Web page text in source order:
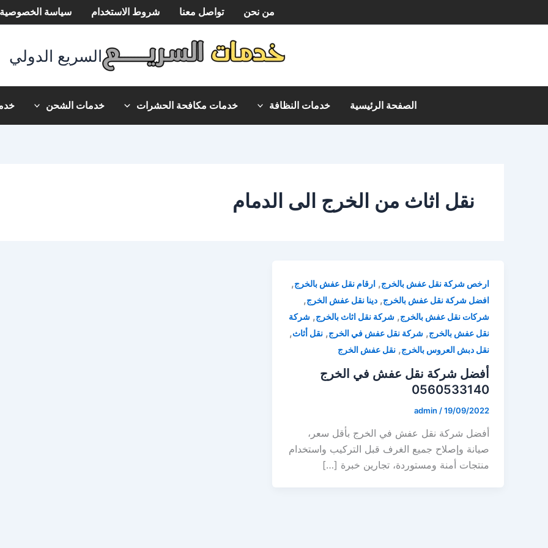
إلى
من نحن تواصل معنا شروط الاستخدام سياسة الخصوصية
السريع الدولي
الصفحة الرئيسية خدمات النظافة خدمات مكافحة الحشرات خدمات الشحن
نقل اثاث من الخرج الى الدمام
ارخص شركة نقل عفش بالخرج, ارقام نقل عفش بالخرج,
افضل شركة نقل عفش بالخرج, دينا نقل عفش الخرج,
شركات نقل عفش بالخرج, شركة نقل اثاث بالخرج, شركة
نقل عفش بالخرج, شركة نقل عفش في الخرج, نقل أثاث,
نقل دبش العروس بالخرج, نقل عفش الخرج
أفضل شركة نقل عفش في الخرج
0560533140
admin /19/09/2022
أفضل شركة نقل عفش في الخرج بأقل سعر،
صيانة وإصلاح جميع الغرف قبل التركيب واستخدام
منتجات أمنة ومستوردة، تجارين خبرة […]